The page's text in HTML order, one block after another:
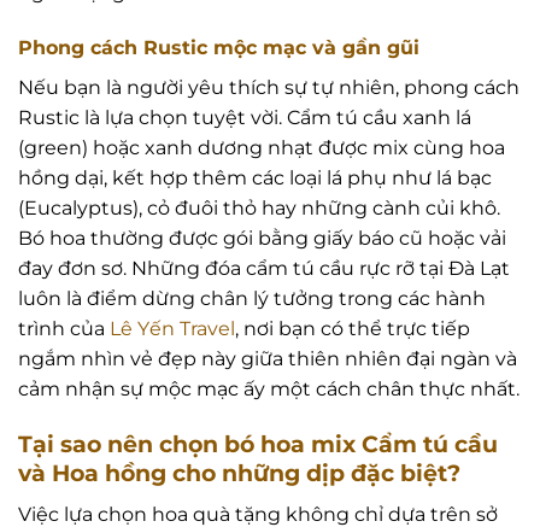
Phong cách Rustic mộc mạc và gần gũi
Nếu bạn là người yêu thích sự tự nhiên, phong cách
Rustic là lựa chọn tuyệt vời. Cẩm tú cầu xanh lá
(green) hoặc xanh dương nhạt được mix cùng hoa
hồng dại, kết hợp thêm các loại lá phụ như lá bạc
(Eucalyptus), cỏ đuôi thỏ hay những cành củi khô.
Bó hoa thường được gói bằng giấy báo cũ hoặc vải
đay đơn sơ. Những đóa cẩm tú cầu rực rỡ tại Đà Lạt
luôn là điểm dừng chân lý tưởng trong các hành
trình của Lê Yến Travel , nơi bạn có thể trực tiếp
ngắm nhìn vẻ đẹp này giữa thiên nhiên đại ngàn và
cảm nhận sự mộc mạc ấy một cách chân thực nhất.
Tại sao nên chọn bó hoa mix Cẩm tú cầu
và Hoa hồng cho những dịp đặc biệt?
Việc lựa chọn hoa quà tặng không chỉ dựa trên sở